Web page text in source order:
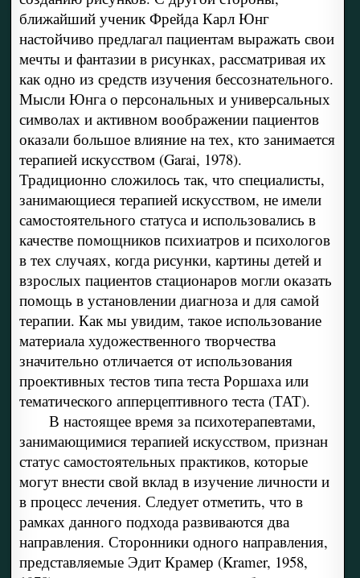
ближайший ученик Фрейда Карл Юнг
настойчиво предлагал пациентам выражать свои
мечты и фантазии в рисунках, рассматривая их
как одно из средств изучения бессознательного.
Мысли Юнга о персональных и универсальных
символах и активном воображении пациентов
оказали большое влияние на тех, кто занимается
терапией искусством (Garai, 1978).
Традиционно сложилось так, что специалисты,
занимающиеся терапией искусством, не имели
самостоятельного статуса и использовались в
качестве помощников психиатров и психологов
в тех случаях, когда рисунки, картины детей и
взрослых пациентов стационаров могли оказать
помощь в установлении диагноза и для самой
терапии. Как мы увидим, такое использование
материала художественного творчества
значительно отличается от использования
проективных тестов типа теста Роршаха или
тематического апперцептивного теста (ТАТ).
В настоящее время за психотерапевтами,
занимающимися терапией искусством, признан
статус самостоятельных практиков, которые
могут внести свой вклад в изучение личности и
в процесс лечения. Следует отметить, что в
рамках данного подхода развиваются два
направления. Сторонники одного направления,
представляемые Эдит Крамер (Kramer, 1958,